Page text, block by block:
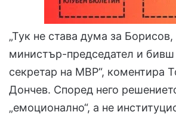
„Тук не става дума за
министър-председател и бивш
секретар на МВР“, коментира
Дончев. Според него
„емоционално“, а не